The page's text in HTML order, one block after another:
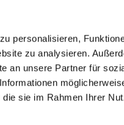
personalisieren,
zu analysieren.
an unsere Partner für
sie im Rahmen Ihrer